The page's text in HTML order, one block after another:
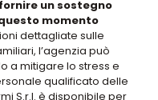
un sostegno
momento
dettagliate sulle
l’agenzia può
a mitigare lo stress e
qualificato delle
S.r.l. è disponibile per